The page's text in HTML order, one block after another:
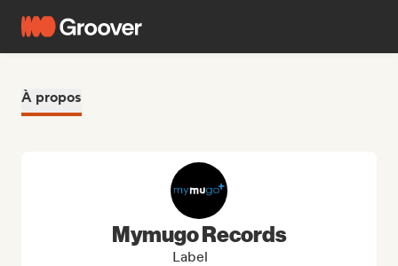
À propos
Mymugo Records
Label